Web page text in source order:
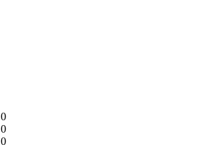
0
0
0